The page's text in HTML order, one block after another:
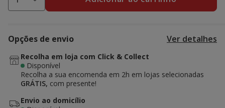
Opções de envio Ver detalhes
Recolha em loja com Click & Collect
Disponível
Recolha a sua encomenda em 2h em lojas selecionadas
GRÁTIS, com presente!
Envio ao domicílio